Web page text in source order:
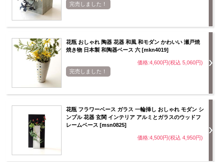
完売しました！
花瓶 おしゃれ 陶器 花器 和風 和モダン かわいい 瀬戸焼
焼き物 日本製 和陶器ベース 六 [mkn4019]
価格:4,600円(税込 5,060円)
完売しました！
花瓶 フラワーベース ガラス 一輪挿し おしゃれ モダン シ
ンプル 花器 玄関 インテリア アルミとガラスのウッドフ
レームベース [msn0825]
価格:4,500円(税込 4,950円)